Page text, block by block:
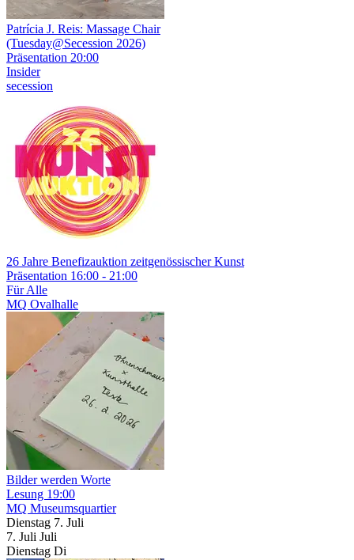
Patrícia J. Reis: Massage Chair
(Tuesday@Secession 2026)
Präsentation 20:00
Insider
secession
26 Jahre Benefizauktion zeitgenössischer Kunst
Präsentation 16:00 - 21:00
Für Alle
MQ Ovalhalle
Bilder werden Worte
Lesung 19:00
MQ Museumsquartier
Dienstag 7. Juli
7. Juli Juli
Dienstag Di